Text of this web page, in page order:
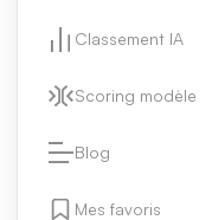
Classement IA
Scoring modèle
Blog
Mes favoris